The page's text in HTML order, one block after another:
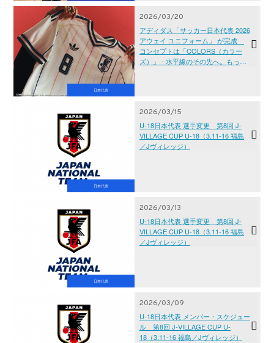
日本代表
2026/03/20
アディダス「サッカー日本代表 2026
アウェイ ユニフォーム」 が完成
コンセプトは「COLORS（カラー
ズ）」 - 水平線のその先へ。もっ
日本代表
2026/03/15
U-18日本代表 選手変更 第8回 J-
VILLAGE CUP U-18（3.11-16 福島
／Jヴィレッジ）
日本代表
2026/03/13
U-18日本代表 選手変更 第8回 J-
VILLAGE CUP U-18（3.11-16 福島
／Jヴィレッジ）
2026/03/09
U-18日本代表 メンバー・スケジュー
ル 第8回 J-VILLAGE CUP U-
18（3.11-16 福島／Jヴィレッジ）